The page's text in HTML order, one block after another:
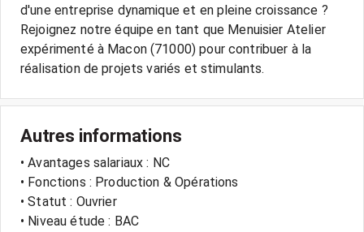
d'une entreprise dynamique et en pleine croissance ?
Rejoignez notre équipe en tant que Menuisier Atelier
expérimenté à Macon (71000) pour contribuer à la
Autres informations
• Avantages salariaux : NC
• Fonctions : Production & Opérations
• Statut : Ouvrier
• Niveau étude : BAC